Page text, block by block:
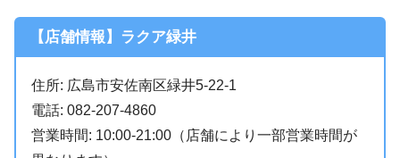
【店舗情報】ラクア緑井
住所: 広島市安佐南区緑井5-22-1
電話: 082-207-4860
営業時間: 10:00-21:00（店舗により一部営業時間が